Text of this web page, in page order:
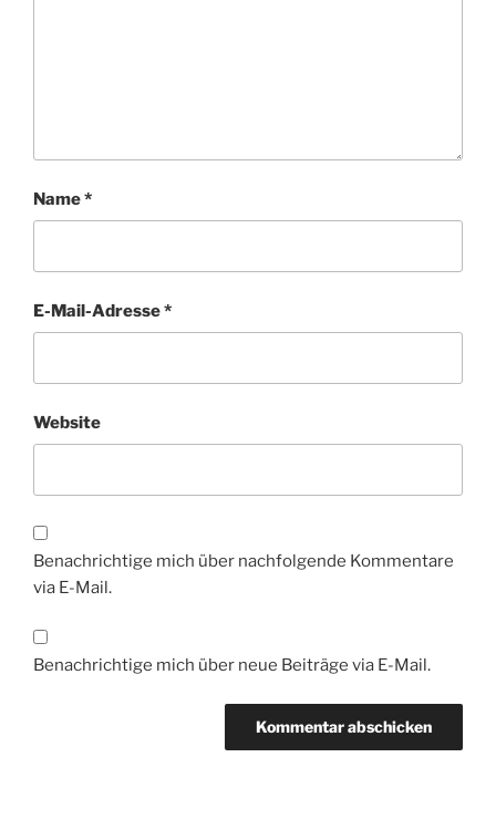
Name*
E-Mail-Adresse*
Website
Benachrichtige mich über nachfolgende Kommentare
via E-Mail.
Benachrichtige mich über neue Beiträge via E-Mail.